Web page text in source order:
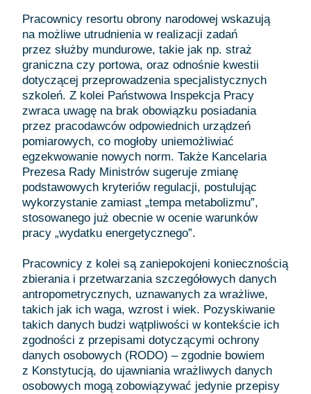
Pracownicy resortu obrony narodowej wskazują
na możliwe utrudnienia w realizacji zadań
przez służby mundurowe, takie jak np. straż
graniczna czy portowa, oraz odnośnie kwestii
dotyczącej przeprowadzenia specjalistycznych
szkoleń. Z kolei Państwowa Inspekcja Pracy
zwraca uwagę na brak obowiązku posiadania
przez pracodawców odpowiednich urządzeń
pomiarowych, co mogłoby uniemożliwiać
egzekwowanie nowych norm. Także Kancelaria
Prezesa Rady Ministrów sugeruje zmianę
podstawowych kryteriów regulacji, postulując
wykorzystanie zamiast „tempa metabolizmu”,
stosowanego już obecnie w ocenie warunków
pracy „wydatku energetycznego”.
Pracownicy z kolei są zaniepokojeni koniecznością
zbierania i przetwarzania szczegółowych danych
antropometrycznych, uznawanych za wrażliwe,
takich jak ich waga, wzrost i wiek. Pozyskiwanie
takich danych budzi wątpliwości w kontekście ich
zgodności z przepisami dotyczącymi ochrony
danych osobowych (RODO) – zgodnie bowiem
z Konstytucją, do ujawniania wrażliwych danych
osobowych mogą zobowiązywać jedynie przepisy